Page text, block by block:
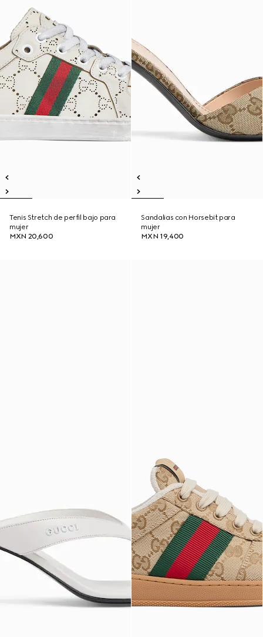
Tenis Stretch de perfil bajo para
mujer
MXN 20,600
Sandalias con Horsebit para
mujer
MXN 19,400